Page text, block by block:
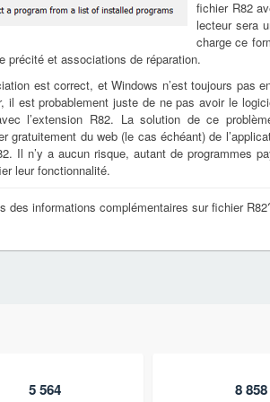
fichier R82
lecteur sera
charge ce
précité et associations de réparation.
est correct, et Windows n’est toujours pas
il est probablement juste de ne pas avoir le
l’extension R82. La solution de ce
gratuitement du web (le cas échéant) de
Il n’y a aucun risque, autant de programmes
leur fonctionnalité.
des informations complémentaires sur fichier
5 564 8 858